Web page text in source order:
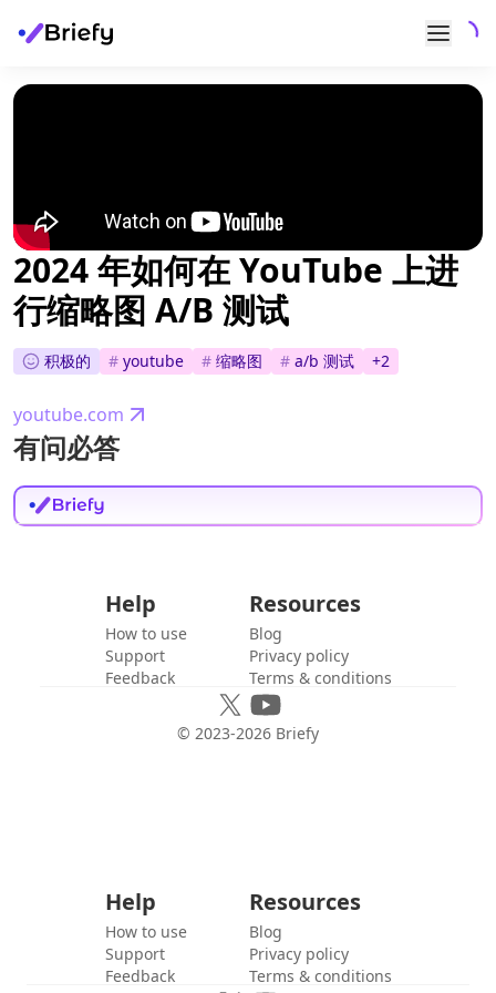
2024 年如何在 YouTube 上进
行缩略图 A/B 测试
积极的 # youtube # 缩略图 # a/b 测试 +2
youtube.com
有问必答
Help
How to use
Support
Feedback
Resources
Blog
Privacy policy
Terms & conditions
© 2023-2026 Briefy
Help
How to use
Support
Feedback
Resources
Blog
Privacy policy
Terms & conditions